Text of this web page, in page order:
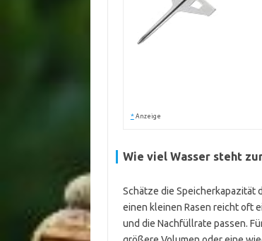
* Anzeige
Wie viel Wasser steht
Schätze die Speicherkapazität
einen kleinen Rasen reicht oft
und die Nachfüllrate passen.